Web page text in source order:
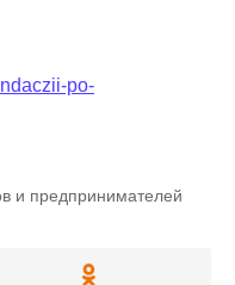
po-
и предпринимателей